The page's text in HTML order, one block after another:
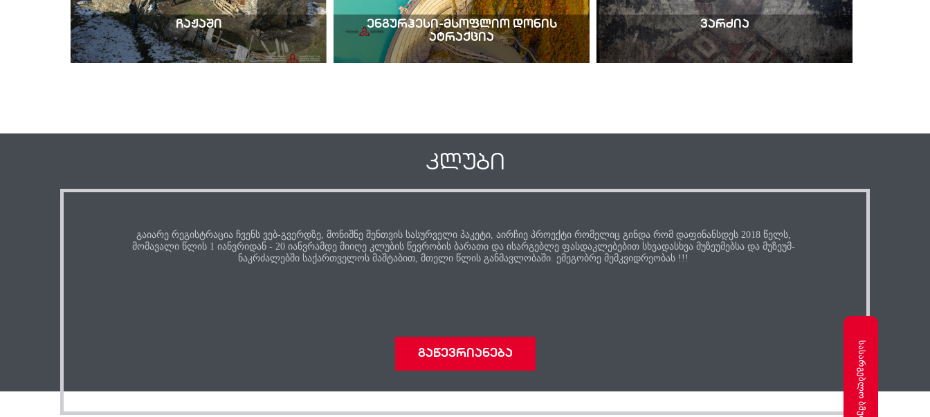
ჩაჟაში
ენგურჰესი-მსოფლიო დონის
ატრაქცია
ვარძია
სასარგებლო ბმული
კლუბი
გაიარე რეგისტრაცია ჩვენს ვებ-გვერდზე, მონიშნე შენთვის სასურველი პაკეტი, აირჩიე პროექტი რომელიც გინდა რომ დაფინანსდეს 2018 წელს,
მომავალი წლის 1 იანვრიდან - 20 იანვრამდე მიიღე კლუბის წევრობის ბარათი და ისარგებლე ფასდაკლებებით სხვადასხვა მუზეუმებსა და მუზეუმ-
ნაკრძალებში საქართველოს მაშტაბით, მთელი წლის განმავლობაში. ემეგობრე მემკვიდრეობას !!!
გაწევრიანება